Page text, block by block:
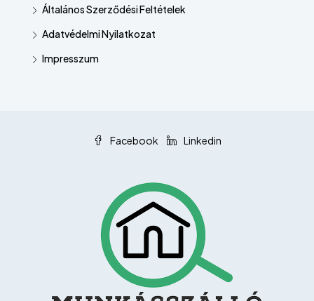
Általános Szerződési Feltételek
Adatvédelmi Nyilatkozat
Impresszum
Facebook Linkedin